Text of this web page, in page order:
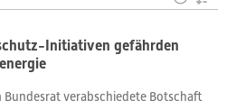
Initiativen gefährden
Bundesrat verabschiedete Botschaft